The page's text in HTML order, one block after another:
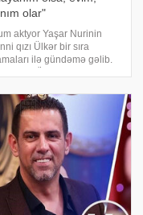
olar"
aktyor Yaşar Nurinin
qızı Ülkər bir sıra
ilə gündəmə gəlib.
edib:. "Çox adam deyir ki,
oxumağıma icaz